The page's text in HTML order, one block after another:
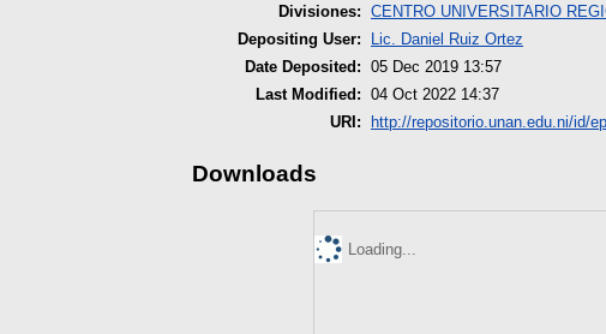
Divisiones: CENTRO UNIVERSITARIO
Depositing User:
Lic. Daniel Ruiz Ortez
Date Deposited: 05 Dec 2019 13:57
Last Modified: 04 Oct 2022 14:37
URI:
http://repositorio.unan.edu.ni/id/
Downloads
Loading...